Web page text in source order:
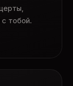
тобой.